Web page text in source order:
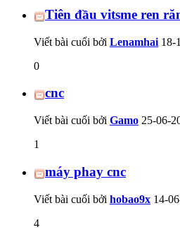
Tiên đầu vitsme ren
Viết bài cuối bởi Lenamhai 18-
0
cnc
Viết bài cuối bởi Gamo 25-06-
1
máy phay cnc
Viết bài cuối bởi hobao9x 14-
4